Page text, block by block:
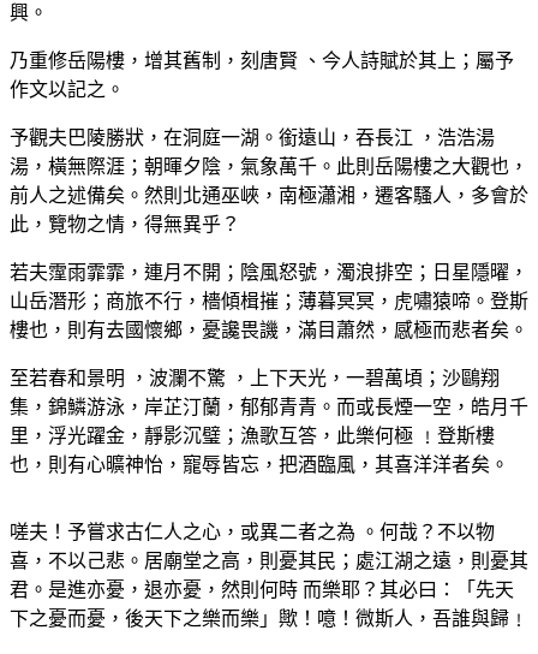
興。
乃重修岳陽樓，增其舊制，刻唐賢 、今人詩賦於其上；屬予
作文以記之。
予觀夫巴陵勝狀，在洞庭一湖。銜遠山，吞長江
，浩浩湯
湯，橫無際涯；朝暉夕陰，氣象萬千。此則岳陽樓之大觀也，
前人之述備矣。然則北通巫峽，南極瀟湘，遷客騷人，多會於
此，覽物之情，得無異乎？
若夫霪雨霏霏，連月不開；陰風怒號，濁浪排空；日星隱曜，
山岳潛形；商旅不行，檣傾楫摧；薄暮冥冥，虎嘯猿啼。登斯
樓也，則有去國懷鄉，憂讒畏譏，滿目蕭然，感極而悲者矣。
至若春和景明 ，波瀾不驚 ，上下天光，一碧萬頃；沙鷗翔
集，錦鱗游泳，岸芷汀蘭，郁郁青青。而或長煙一空，皓月千
里，浮光躍金，靜影沉璧；漁歌互答，此樂何極
﹗登斯樓
也，則有心曠神怡，寵辱皆忘，把酒臨風，其喜洋洋者矣。
嗟夫！予嘗求古仁人之心，或異二者之為 。何哉？不以物
喜，不以己悲。居廟堂之高，則憂其民；處江湖之遠，則憂其
君。是進亦憂，退亦憂，然則何時 而樂耶？其必曰：「先天
下之憂而憂，後天下之樂而樂」歟！噫！微斯人，吾誰與歸﹗